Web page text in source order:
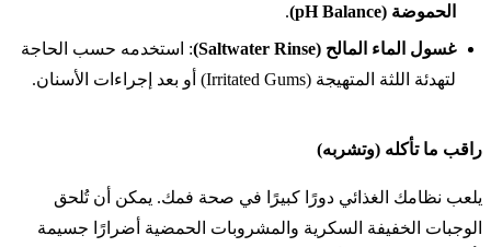
الحموضة (pH Balance)
.
غسول الماء المالح (Saltwater Rinse)
: استخدمه حسب الحاجة
لتهدئة اللثة المتهيجة (Irritated Gums) أو بعد إجراءات الأسنان.
راقب ما تأكله (وتشربه)
يلعب نظامك الغذائي دورًا كبيرًا في صحة فمك. يمكن أن تُلحق
الوجبات الخفيفة السكرية والمشروبات الحمضية أضرارًا جسيمة